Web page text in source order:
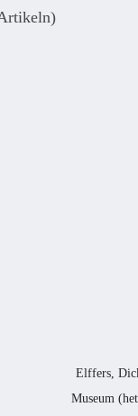
Elffers,
Museum